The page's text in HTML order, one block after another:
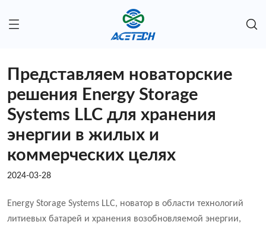
Представляем новаторские
решения Energy Storage
Systems LLC для хранения
энергии в жилых и
коммерческих целях
2024-03-28
Energy Storage Systems LLC, новатор в области технологий
литиевых батарей и хранения возобновляемой энергии,